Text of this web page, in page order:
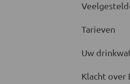
Tarieven
Uw
Klacht over